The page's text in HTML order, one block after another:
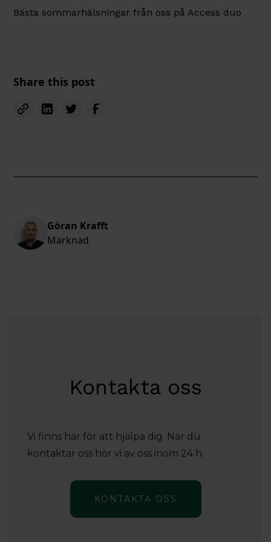
Bästa sommarhälsningar från oss på Access duo
Share this post
Göran Krafft
Marknad
Kontakta oss
Vi finns här för att hjälpa dig. När du
kontaktar oss hör vi av oss inom 24 h.
KONTAKTA OSS